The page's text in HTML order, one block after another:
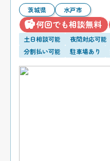
茨城県 水戸市
何回でも相談無料
土日相談可能 夜間対応可能
分割払い可能
駐車場あり